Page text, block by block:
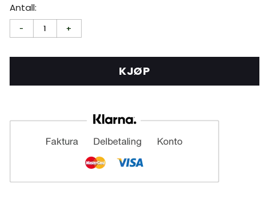
Antall:
- 1 +
KJØP